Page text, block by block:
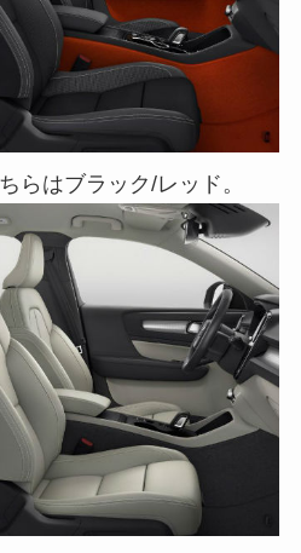
らはブラック/レッド。